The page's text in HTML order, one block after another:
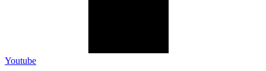
Youtube